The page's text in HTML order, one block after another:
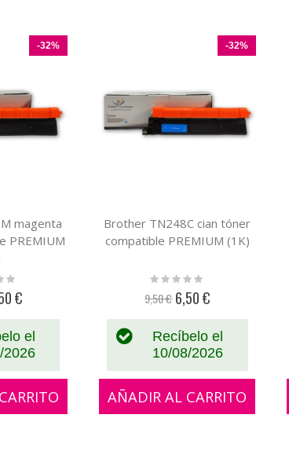
-32%
magenta
PREMIUM
€
el
2026
-32%
Brother TN248C cian tóner
compatible PREMIUM (1K)
Rating:
9,50 € Precio
6,50 €
Recíbelo el
10/08/2026
AÑADIR AL CARRITO